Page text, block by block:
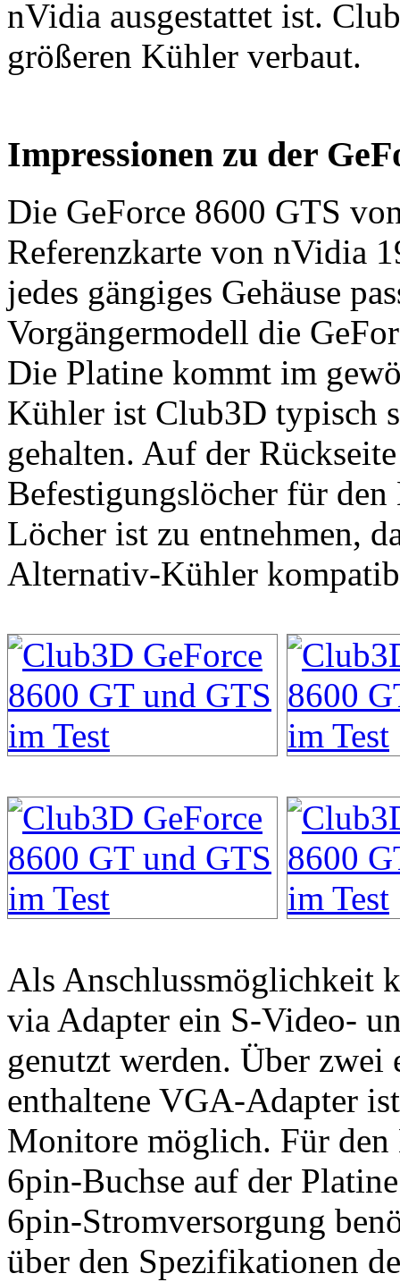
nVidia ausgestattet ist.
größeren Kühler verbaut.
Impressionen zu der
Die GeForce 8600 GTS
Referenzkarte von nVidia
jedes gängiges Gehäuse
Vorgängermodell die
Die Platine kommt im
Kühler ist Club3D typisch
gehalten. Auf der
Befestigungslöcher für
Löcher ist zu entnehmen,
Alternativ-Kühler
Als Anschlussmöglichkeit
via Adapter ein S-Video-
genutzt werden. Über
enthaltene VGA-Adapter
Monitore möglich. Für
6pin-Buchse auf der
6pin-Stromversorgung
über den Spezifikationen